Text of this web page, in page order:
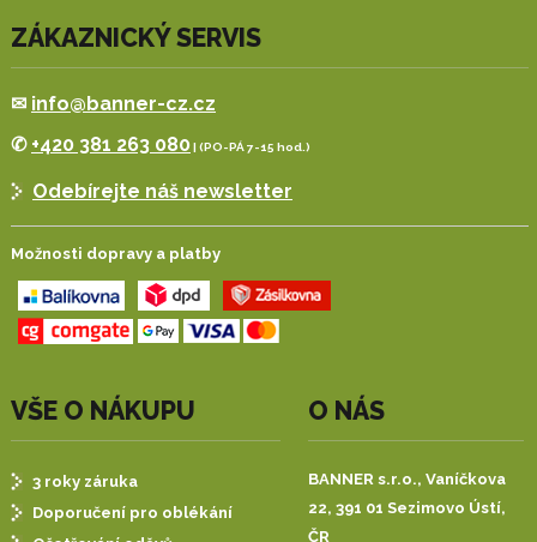
ZÁKAZNICKÝ SERVIS
✉ info@banner-cz.cz
✆ +420 381 263 080| (PO-PÁ 7-15 hod.)
Odebírejte náš newsletter
Možnosti dopravy a platby
VŠE O NÁKUPU
3 roky záruka
Doporučení pro oblékání
O NÁS
BANNER s.r.o., Vaníčkova
22, 391 01 Sezimovo Ústí,
ČR